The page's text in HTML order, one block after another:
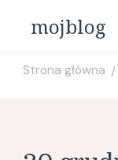
mojblog
Strona główna /